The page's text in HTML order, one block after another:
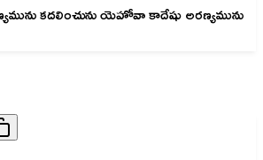
కదలించును యెహోవా కాదేషు అరణ్యమును